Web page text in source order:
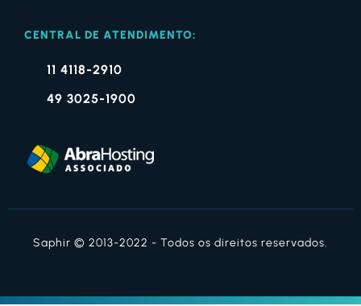
CENTRAL DE ATENDIMENTO:
11 4118-2910
49 3025-1900
Saphir © 2013-2022 - Todos os direitos reservados.